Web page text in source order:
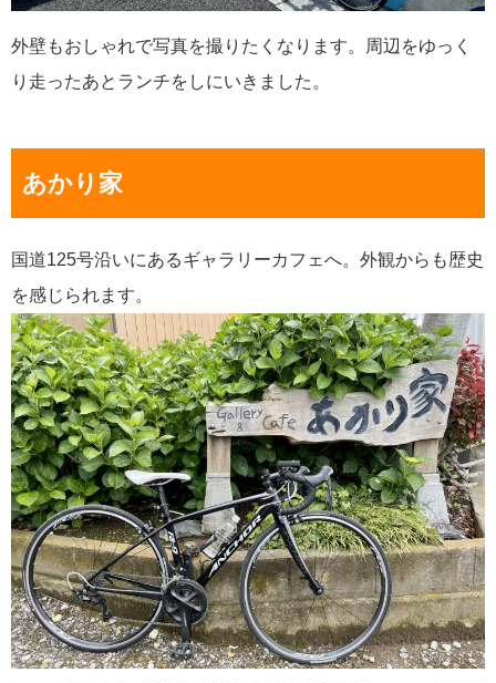
外壁もおしゃれで写真を撮りたくなります。周辺をゆっく
り走ったあとランチをしにいきました。
あかり家
国道125号沿いにあるギャラリーカフェへ。外観からも歴史
を感じられます。